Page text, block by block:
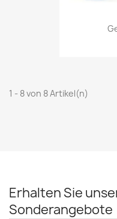
1 - 8 von 8 Artikel(n)
Erhalten Sie
Sonderangebote